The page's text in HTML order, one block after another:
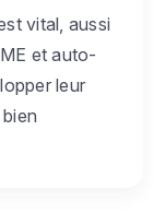
vital, aussi
et auto-
leur